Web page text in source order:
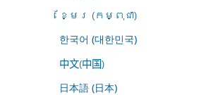
ខ្មែរ (កម្ពុជា)
한국어 (대한민국)
中文(中国)
日本語 (日本)